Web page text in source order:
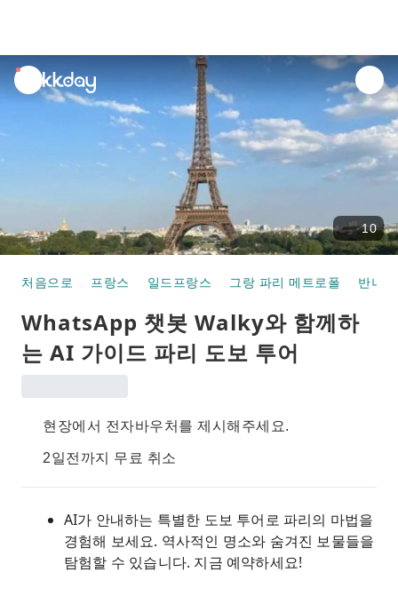
unread
notifications
10
처음으로 프랑스 일드프랑스 그랑 파리 메트로폴 반나
WhatsApp 챗봇 Walky와 함께하
는 AI 가이드 파리 도보 투어
현장에서 전자바우처를 제시해주세요.
2일전까지 무료 취소
AI가 안내하는 특별한 도보 투어로 파리의 마법을
경험해 보세요. 역사적인 명소와 숨겨진 보물들을
탐험할 수 있습니다. 지금 예약하세요!